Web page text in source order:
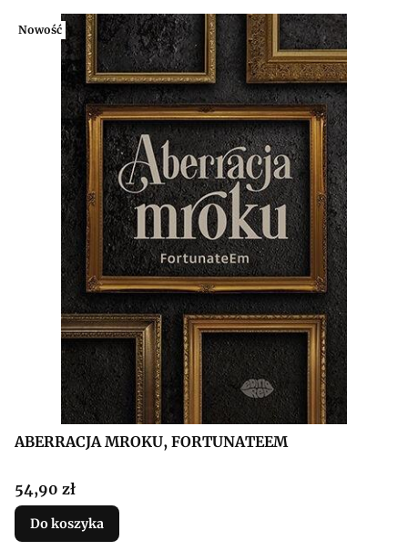
Nowość
ABERRACJA MROKU, FORTUNATEEM
Cena
54,90 zł
Do koszyka